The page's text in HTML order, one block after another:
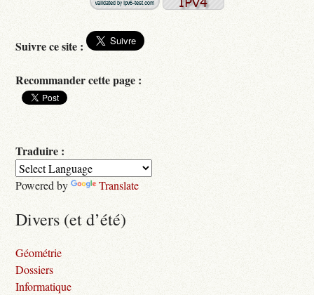
Suivre ce site :
Recommander cette page :
Traduire :
Powered by Translate
Divers (et d’été)
Géométrie
Dossiers
Informatique